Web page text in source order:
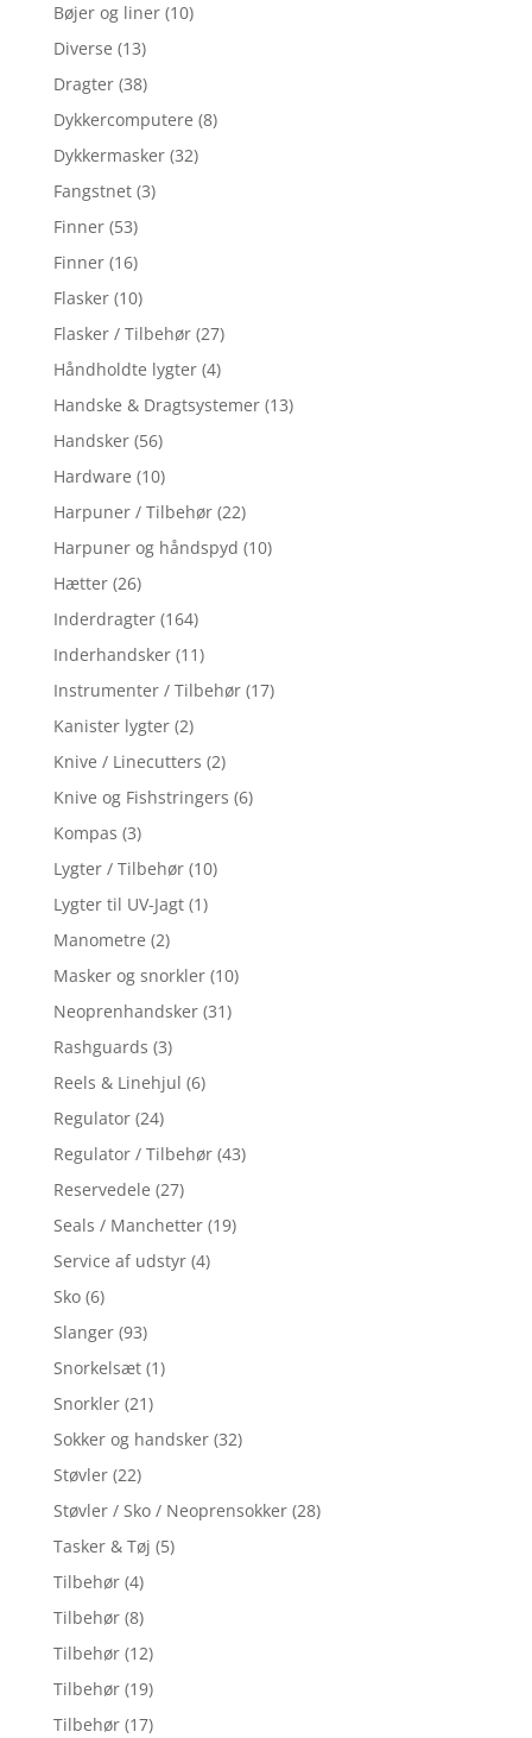
Bøjer og liner (10)
Diverse (13)
Dragter (38)
Dykkercomputere (8)
Dykkermasker (32)
Fangstnet (3)
Finner (53)
Finner (16)
Flasker (10)
Flasker / Tilbehør (27)
Håndholdte lygter (4)
Handske & Dragtsystemer (13)
Handsker (56)
Hardware (10)
Harpuner / Tilbehør (22)
Harpuner og håndspyd (10)
Hætter (26)
Inderdragter (164)
Inderhandsker (11)
Instrumenter / Tilbehør (17)
Kanister lygter (2)
Knive / Linecutters (2)
Knive og Fishstringers (6)
Kompas (3)
Lygter / Tilbehør (10)
Lygter til UV-Jagt (1)
Manometre (2)
Masker og snorkler (10)
Neoprenhandsker (31)
Rashguards (3)
Reels & Linehjul (6)
Regulator (24)
Regulator / Tilbehør (43)
Reservedele (27)
Seals / Manchetter (19)
Service af udstyr (4)
Sko (6)
Slanger (93)
Snorkelsæt (1)
Snorkler (21)
Sokker og handsker (32)
Støvler (22)
Støvler / Sko / Neoprensokker (28)
Tasker & Tøj (5)
Tilbehør (4)
Tilbehør (8)
Tilbehør (12)
Tilbehør (19)
Tilbehør (17)